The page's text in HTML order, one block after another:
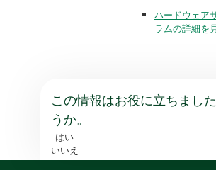
ハードウェア
ラムの詳細を
この情報はお役に立ちまし
うか。
はい
いいえ